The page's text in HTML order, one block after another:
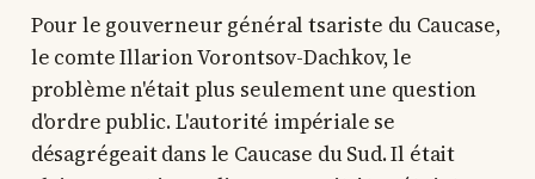
Pour le gouverneur général tsariste du Caucase,
le comte Illarion Vorontsov-Dachkov, le
problème n'était plus seulement une question
d'ordre public. L'autorité impériale se
désagrégeait dans le Caucase du Sud. Il était